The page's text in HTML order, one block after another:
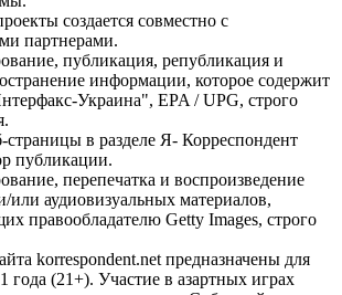
создается совместно с
партнерами.
публикация, републикация и
информации, которое содержит
Украина", EPA / UPG, строго
страницы в разделе Я- Корреспондент
публикации.
перепечатка и воспроизведение
или аудиовизуальных материалов,
правообладателю Getty Images, строго
korrespondent.net предназначены для
года (21+). Участие в азартных играх